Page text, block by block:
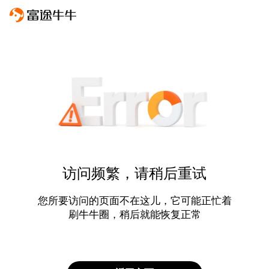
访问频繁，请稍后重试
您所要访问的页面不在这儿，它可能正忙着
刷牛牛圈，稍后就能恢复正常